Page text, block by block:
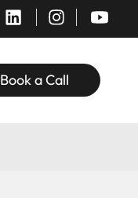
Book a Call